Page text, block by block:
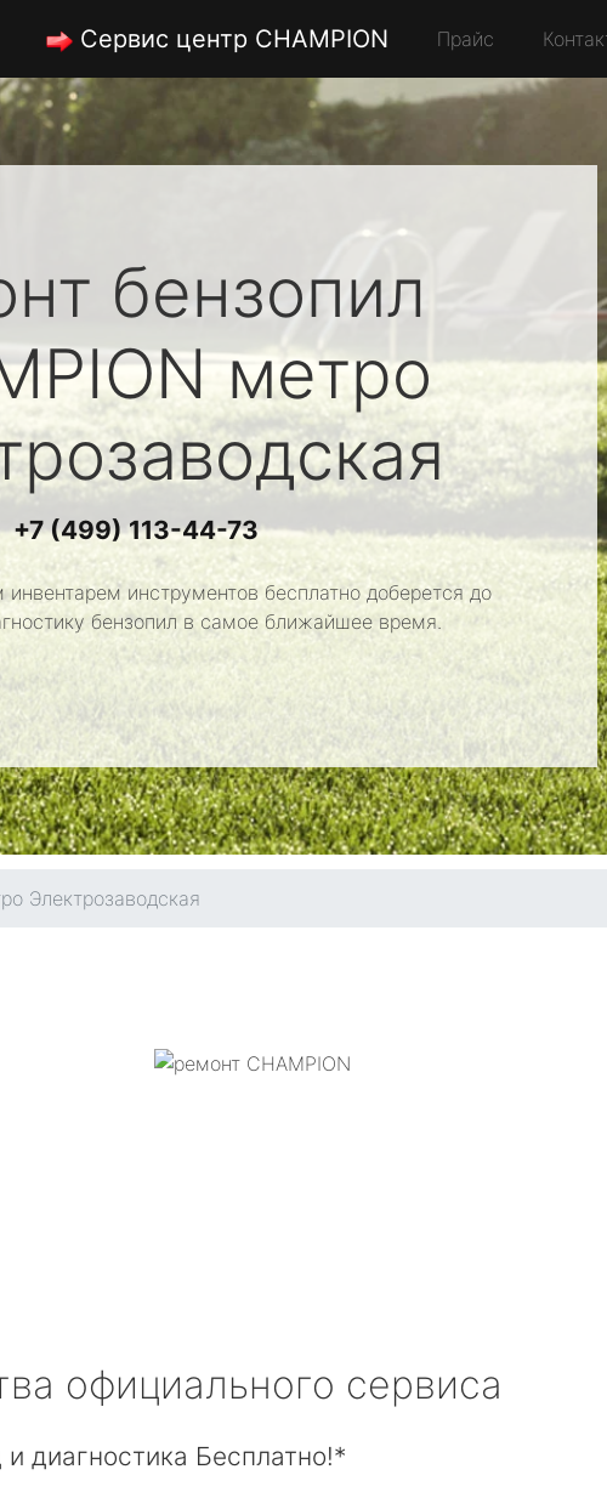
Сервис центр CHAMPION Прайс
бензопил
метро
+7 (499) 113-44-73
инструментов бесплатно доберется до
бензопил в самое ближайшее время.
Электрозаводская
официального сервиса
и диагностика Бесплатно!*